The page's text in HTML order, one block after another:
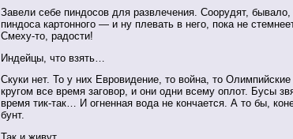
Завели себе пиндосов для развлечения. Соорудят, бывало,
пиндоса картонного — и ну плевать в него, пока не
Смеху-то, радости!
Индейцы, что взять…
Скуки нет. То у них Евровидение, то война, то
кругом все время заговор, и они одни всему оплот. Бусы
время тик-так… И огненная вода не кончается. А то бы,
бунт.